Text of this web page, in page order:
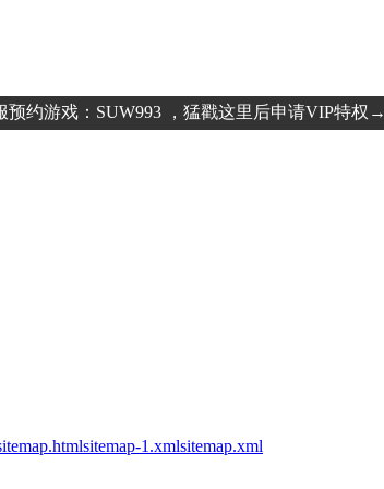
预约游戏：SUW993 ，猛戳这里后申请VIP特权→
sitemap-1.xmlsitemap.xml